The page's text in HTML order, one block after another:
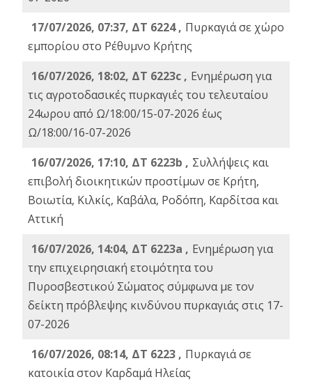
17/07/2026, 07:37, ΔΤ 6224 , Πυρκαγιά σε χώρο
εμπορίου στο Ρέθυμνο Κρήτης
16/07/2026, 18:02, ΔΤ 6223c , Ενημέρωση για
τις αγροτοδασικές πυρκαγιές του τελευταίου
24ωρου από Ω/18:00/15-07-2026 έως
Ω/18:00/16-07-2026
16/07/2026, 17:10, ΔΤ 6223b , Συλλήψεις και
επιβολή διοικητικών προστίμων σε Κρήτη,
Βοιωτία, Κιλκίς, Καβάλα, Ροδόπη, Καρδίτσα και
Αττική
16/07/2026, 14:04, ΔΤ 6223a , Ενημέρωση για
την επιχειρησιακή ετοιμότητα του
Πυροσβεστικού Σώματος σύμφωνα με τον
δείκτη πρόβλεψης κινδύνου πυρκαγιάς στις 17-
07-2026
16/07/2026, 08:14, ΔΤ 6223 , Πυρκαγιά σε
κατοικία στον Καρδαμά Ηλείας